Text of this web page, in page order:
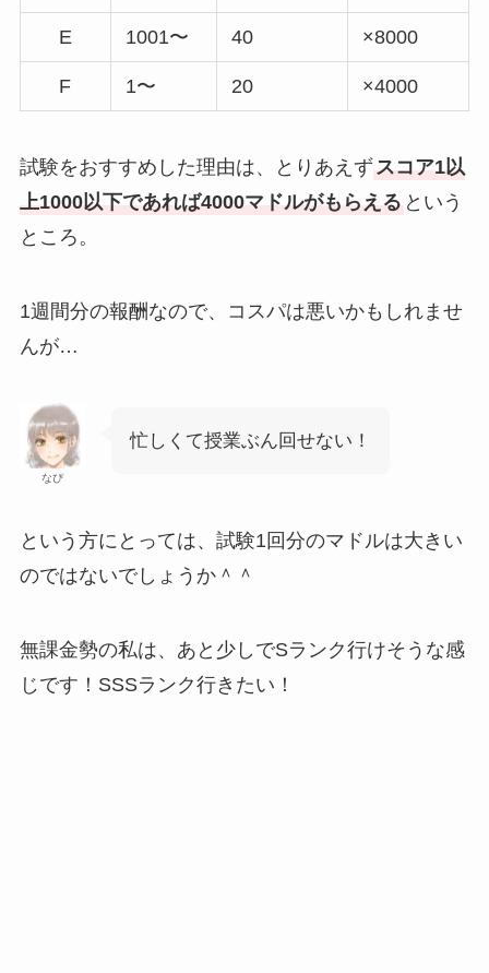
E 1001〜 40 ×8000
F 1〜 20 ×4000
試験をおすすめした理由は、とりあえず スコア1以
上1000以下であれば4000マドルがもらえる という
ところ。
1週間分の報酬なので、コスパは悪いかもしれませ
んが…
なぴ
忙しくて授業ぶん回せない！
という方にとっては、試験1回分のマドルは大きい
のではないでしょうか＾＾
無課金勢の私は、あと少しでSランク行けそうな感
じです！SSSランク行きたい！